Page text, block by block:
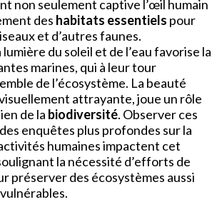
non seulement captive l’œil humain
des habitats essentiels pour
et d’autres faunes.
du soleil et de l’eau favorise la
marines, qui à leur tour
de l’écosystème. La beauté
attrayante, joue un rôle
de la biodiversité. Observer ces
enquêtes plus profondes sur la
humaines impactent cet
la nécessité d’efforts de
préserver des écosystèmes aussi